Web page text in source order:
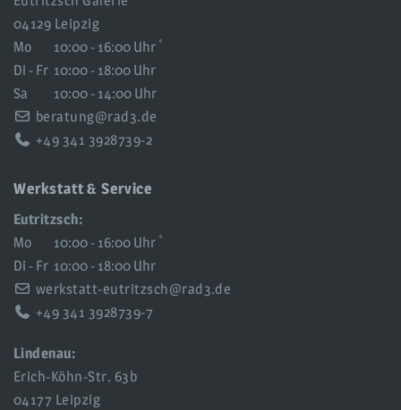
04129 Leipzig
Mo
10:00 - 16:00 Uhr *
Di - Fr 10:00 - 18:00 Uhr
Sa
10:00 - 14:00 Uhr
beratung@rad3.de
+49 341 3928739-2
Werkstatt & Service
Eutritzsch:
Mo
10:00 - 16:00 Uhr *
Di - Fr 10:00 - 18:00 Uhr
werkstatt-eutritzsch@rad3.de
+49 341 3928739-7
Lindenau:
Erich-Köhn-Str. 63b
04177 Leipzig